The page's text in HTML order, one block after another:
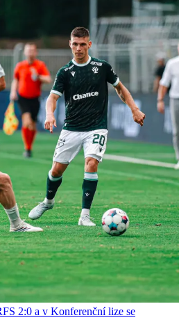
2:0 a v Konferenční lize se